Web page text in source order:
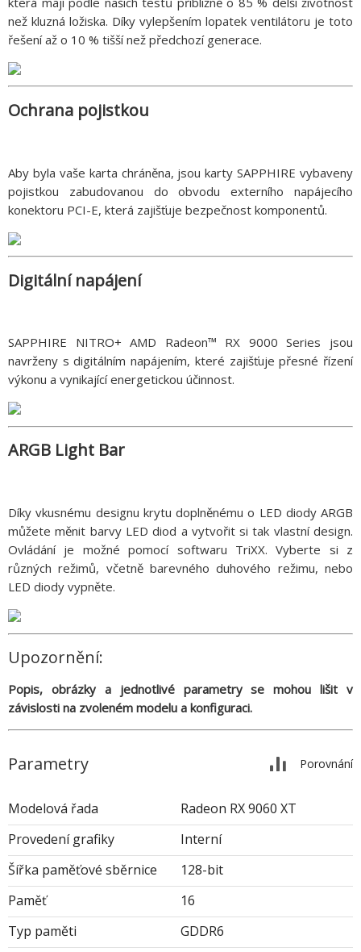
než kluzná ložiska. Díky vylepšením lopatek ventilátoru je toto
řešení až o 10 % tišší než předchozí generace.
Ochrana pojistkou
Aby byla vaše karta chráněna, jsou karty SAPPHIRE vybaveny
pojistkou zabudovanou do obvodu externího napájecího
konektoru PCI-E, která zajišťuje bezpečnost komponentů.
Digitální napájení
SAPPHIRE NITRO+ AMD Radeon™ RX 9000 Series jsou
navrženy s digitálním napájením, které zajišťuje přesné řízení
výkonu a vynikající energetickou účinnost.
ARGB Light Bar
Díky vkusnému designu krytu doplněnému o LED diody ARGB
můžete měnit barvy LED diod a vytvořit si tak vlastní design.
Ovládání je možné pomocí softwaru TriXX. Vyberte si z
různých režimů, včetně barevného duhového režimu, nebo
LED diody vypněte.
Upozornění:
Popis, obrázky a jednotlivé parametry se mohou lišit v
závislosti na zvoleném modelu a konfiguraci.
Parametry Porovnání
Modelová řada
Radeon RX 9060 XT
Provedení grafiky
Interní
Šířka paměťové sběrnice
128-bit
Paměť
16
Typ paměti
GDDR6